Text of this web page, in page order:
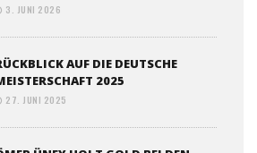
3. JUNI 2026
AUF DIE DEUTSCHE
2025
27. JUNI 2025